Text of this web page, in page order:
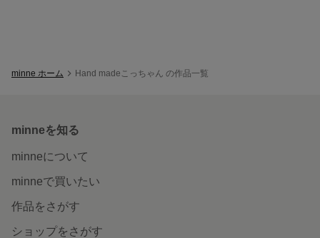
minne ホーム Hand madeこっちゃん の作品一覧
minneを知る
minneについて
minneで買いたい
作品をさがす
ショップをさがす